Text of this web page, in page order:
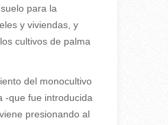
para la
y viviendas, y
cultivos de palma
del monocultivo
-que fue introducida
presionando al